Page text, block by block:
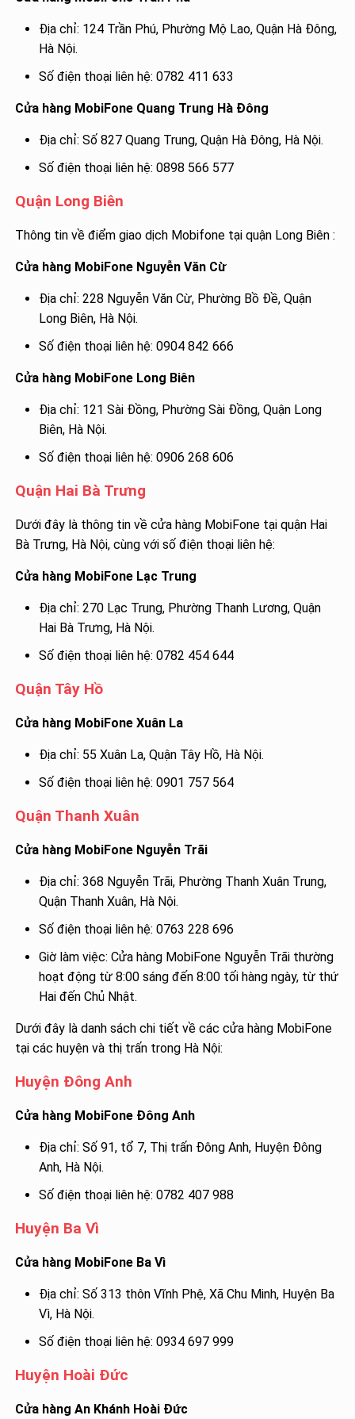
Địa chỉ: 124 Trần Phú, Phường Mộ Lao, Quận Hà Đông,
Hà Nội.
Số điện thoại liên hệ: 0782 411 633
Cửa hàng MobiFone Quang Trung Hà Đông
Địa chỉ: Số 827 Quang Trung, Quận Hà Đông, Hà Nội.
Số điện thoại liên hệ: 0898 566 577
Quận Long Biên
Thông tin về điểm giao dịch Mobifone tại quận Long Biên :
Cửa hàng MobiFone Nguyễn Văn Cừ
Địa chỉ: 228 Nguyễn Văn Cừ, Phường Bồ Đề, Quận
Long Biên, Hà Nội.
Số điện thoại liên hệ: 0904 842 666
Cửa hàng MobiFone Long Biên
Địa chỉ: 121 Sài Đồng, Phường Sài Đồng, Quận Long
Biên, Hà Nội.
Số điện thoại liên hệ: 0906 268 606
Quận Hai Bà Trưng
Dưới đây là thông tin về cửa hàng MobiFone tại quận Hai
Bà Trưng, Hà Nội, cùng với số điện thoại liên hệ:
Cửa hàng MobiFone Lạc Trung
Địa chỉ: 270 Lạc Trung, Phường Thanh Lương, Quận
Hai Bà Trưng, Hà Nội.
Số điện thoại liên hệ: 0782 454 644
Quận Tây Hồ
Cửa hàng MobiFone Xuân La
Địa chỉ: 55 Xuân La, Quận Tây Hồ, Hà Nội.
Số điện thoại liên hệ: 0901 757 564
Quận Thanh Xuân
Cửa hàng MobiFone Nguyễn Trãi
Địa chỉ: 368 Nguyễn Trãi, Phường Thanh Xuân Trung,
Quận Thanh Xuân, Hà Nội.
Số điện thoại liên hệ: 0763 228 696
Giờ làm việc: Cửa hàng MobiFone Nguyễn Trãi thường
hoạt động từ 8:00 sáng đến 8:00 tối hàng ngày, từ thứ
Hai đến Chủ Nhật.
Dưới đây là danh sách chi tiết về các cửa hàng MobiFone
tại các huyện và thị trấn trong Hà Nội:
Huyện Đông Anh
Cửa hàng MobiFone Đông Anh
Địa chỉ: Số 91, tổ 7, Thị trấn Đông Anh, Huyện Đông
Anh, Hà Nội.
Số điện thoại liên hệ: 0782 407 988
Huyện Ba Vì
Cửa hàng MobiFone Ba Vì
Địa chỉ: Số 313 thôn Vĩnh Phệ, Xã Chu Minh, Huyện Ba
Vì, Hà Nội.
Số điện thoại liên hệ: 0934 697 999
Huyện Hoài Đức
Cửa hàng An Khánh Hoài Đức